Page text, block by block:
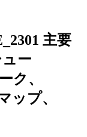
主要
ー
ク、
ップ、